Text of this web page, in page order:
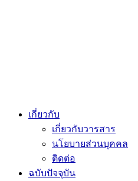
เกี่ยวกับ
เกี่ยวกับวารสาร
นโยบายส่วนบุคคล
ติดต่อ
ฉบับปัจจุบัน